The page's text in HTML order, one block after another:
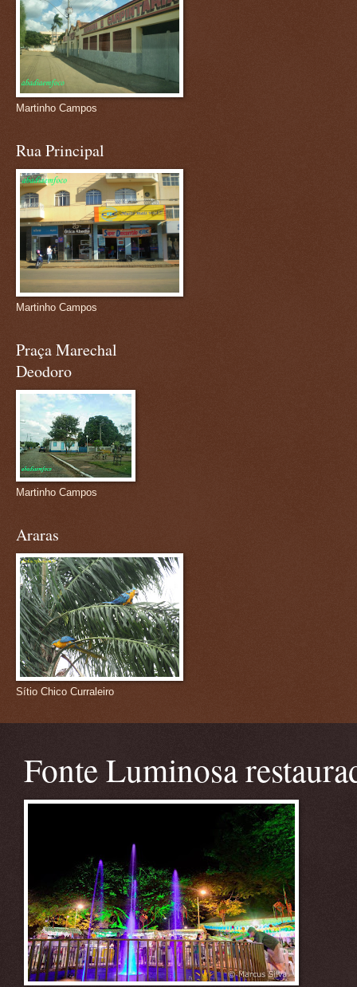
Martinho Campos
Rua Principal
Martinho Campos
Praça Marechal
Deodoro
Martinho Campos
Araras
Sítio Chico Curraleiro
Fonte Luminosa